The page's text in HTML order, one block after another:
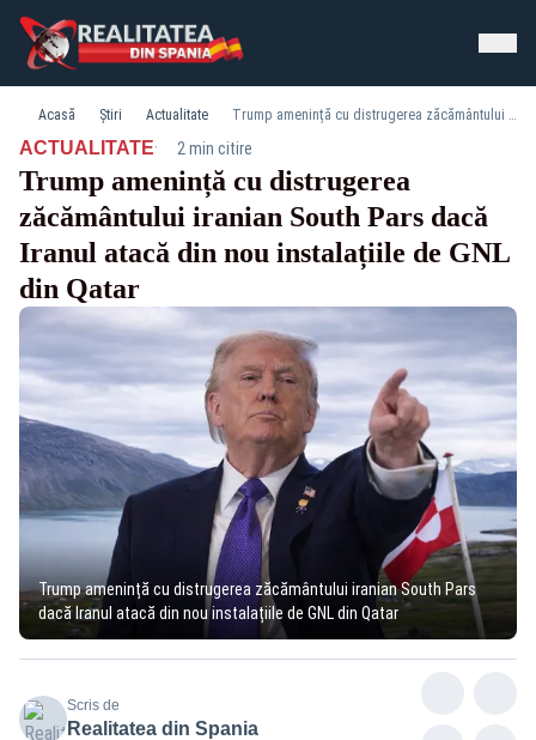
Acasă Știri Actualitate Trump amenință cu distrugerea zăcământului iranian South Pars dacă Iranul atacă din nou instalațiile de GNL din Qatar
ACTUALITATE· 2 min citire
Trump amenință cu distrugerea
zăcământului iranian South Pars dacă
Iranul atacă din nou instalațiile de GNL
din Qatar
Trump amenință cu distrugerea zăcământului iranian South Pars
dacă Iranul atacă din nou instalațiile de GNL din Qatar
Scris de
Realitatea din Spania